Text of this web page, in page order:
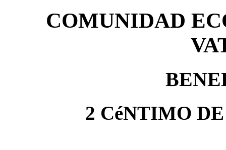
COMUNIDAD
2 CéNTIMO